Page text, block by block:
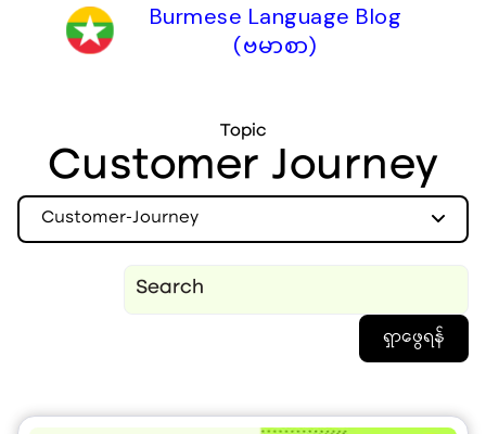
Burmese Language Blog
(ဗမာစာ)
Topic
Customer Journey
Customer-Journey
ရှာဖွေရန်